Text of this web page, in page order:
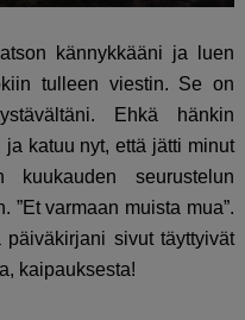
kännykkääni ja luen
tulleen viestin. Se on
Ehkä hänkin
katuu nyt, että jätti minut
seurustelun
”Et varmaan muista mua”.
sivut täyttyivät
kaipauksesta!